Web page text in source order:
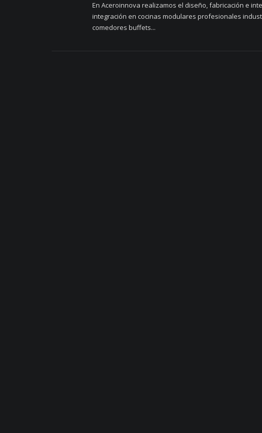
En Aceroinnova realizamos el diseño, fabricación e
integración en cocinas modulares profesionales
comedores buffets...